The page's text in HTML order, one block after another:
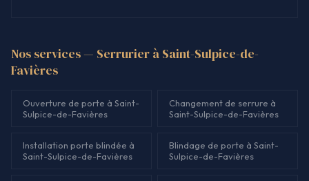
Nos services — Serrurier à Saint-Sulpice-de-
Favières
Ouverture de porte à Saint-
Sulpice-de-Favières
Changement de serrure à
Saint-Sulpice-de-Favières
Installation porte blindée à
Saint-Sulpice-de-Favières
Blindage de porte à Saint-
Sulpice-de-Favières